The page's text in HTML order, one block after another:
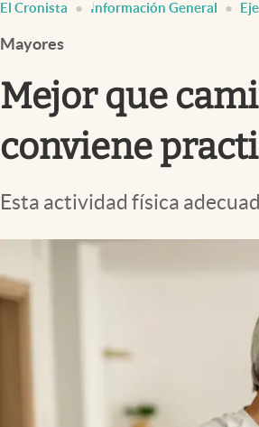
Infotechnology
Clase
Clima
Mundial 2026
Eventos Corporativos
abre en nueva pestaña
El Cronista Información General
Mayores
Mejor que
conviene
Esta actividad física